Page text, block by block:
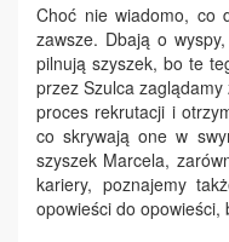
Choć nie wiadomo, co
zawsze. Dbają o
pilnują szyszek, bo te
przez Szulca
proces rekrutacji i
co skrywają one w
szyszek Marcela,
kariery, poznajemy
opowieści do opowieści,